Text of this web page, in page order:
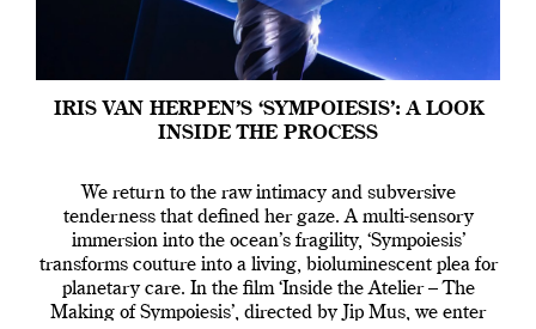
IRIS VAN HERPEN’S ‘SYMPOIESIS’: A LOOK
INSIDE THE PROCESS
We return to the raw intimacy and subversive
tenderness that defined her gaze. A multi-sensory
immersion into the ocean’s fragility, ‘Sympoiesis’
transforms couture into a living, bioluminescent plea for
planetary care. In the film ‘Inside the Atelier – The
Making of Sympoiesis’, directed by Jip Mus, we enter